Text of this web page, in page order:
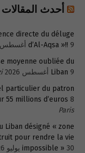
أحدث
directe du déluge
d’Al-Aqsa »!! 9 أغسطس 2026
moyenne oubliée du
Liban 9 أغسطس 2026
particulier du patron
55 millions d’euros 8 أغسطس 2026
Paris
Liban désigné « zone
pour rendre la vie
impossible » 30 يوليو 2026